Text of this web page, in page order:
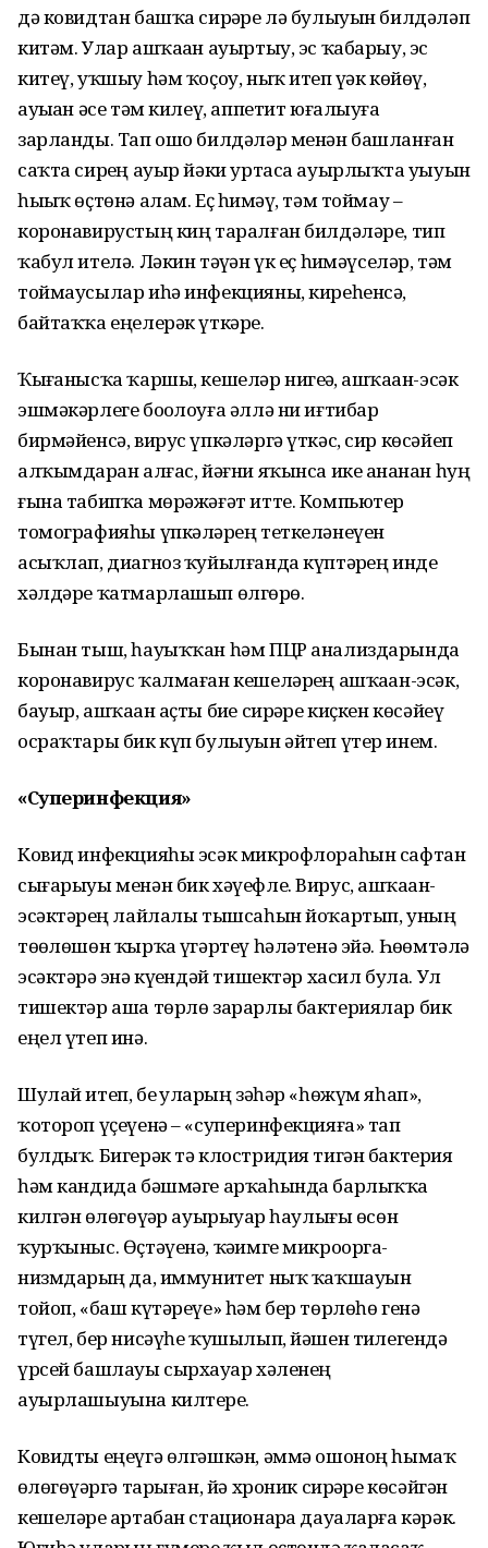
дә ковидтан башҡа сирҙәре лә булыуын билдәләп
китәм. Улар ашҡаҙан ауыртыу, эс ҡабарыу, эс
китеү, уҡшыу һәм ҡоҫоу, ныҡ итеп үҙәк көйөү,
ауыҙҙан әсе тәм килеү, аппетит юғалыуға
зарланды. Тап ошо билдәләр менән башланған
саҡта сирҙең ауыр йәки уртаса ауырлыҡта уҙыуын
һыҙыҡ өҫтөнә алам. Еҫ һиҙмәү, тәм тоймау –
коронавирустың киң таралған билдәләре, тип
ҡабул ителә. Ләкин тәүҙән үк еҫ һиҙмәүселәр, тәм
тоймаусылар иһә инфекцияны, киреһенсә,
байтаҡҡа еңелерәк үткәрҙе.
Ҡыҙғанысҡа ҡаршы, кешеләр нигеҙҙә, ашҡаҙан-эсәк
эшмәкәрлеге боҙолоуға әллә ни иғтибар
бирмәйенсә, вирус үпкәләргә үткәс, сир көсәйеп
алҡымдарҙан алғас, йәғни яҡынса ике аҙнанан һуң
ғына табипҡа мөрәжәғәт итте. Компьютер
томографияһы үпкәләрҙең теткеләнеүен
асыҡлап, диагноз ҡуйылғанда күптәрҙең инде
хәлдәре ҡатмарлашып өлгөрҙө.
Бынан тыш, һауыҡҡан һәм ПЦР анализдарында
коронавирус ҡалмаған кешеләрҙең ашҡаҙан-эсәк,
бауыр, ашҡаҙан аҫты биҙе сирҙәре киҫкен көсәйеү
осраҡтары бик күп булыуын әйтеп үтер инем.
«Суперинфекция»
Ковид инфекцияһы эсәк микрофлораһын сафтан
сығарыуы менән бик хәүефле. Вирус, ашҡаҙан-
эсәктәрҙең лайлалы тышсаһын йоҡартып, уның
төҙөлөшөн ҡырҡа үҙгәртеү һәләтенә эйә. Һөҙөмтәлә
эсәктәрҙә энә күҙендәй тишектәр хасил була. Ул
тишектәр аша төрлө зарарлы бактериялар бик
еңел үтеп инә.
Шулай итеп, беҙ уларҙың зәһәр «һөжүм яһап»,
ҡотороп үҫеүенә – «суперинфекцияға» тап
булдыҡ. Бигерәк тә клостридия тигән бактерия
һәм кандида бәшмәге арҡаһында барлыҡҡа
килгән өҙлөгөүҙәр ауырыуҙар һаулығы өсөн
ҡурҡыныс. Өҫтәүенә, ҡәҙимге микроорга­
низмдарҙың да, иммунитет ныҡ ҡаҡшауын
тойоп, «баш күтәреүе» һәм бер төрлөһө генә
түгел, бер нисәүһе ҡушылып, йәшен тиҙле­гендә
үрсей башлауы сыр­хауҙар хәленең
ауырлашыуына килтерҙе.
Ковидты еңеүгә өлгәшкән, әммә ошоноң һымаҡ
өҙлөгөү­ҙәргә тарыған, йә хроник сирҙәре көсәйгән
кешеләрҙе артабан стационарҙа дауаларға кәрәк.